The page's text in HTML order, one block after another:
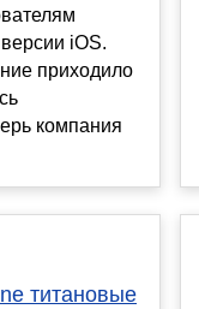
iOS.
приходило
компания
титановые